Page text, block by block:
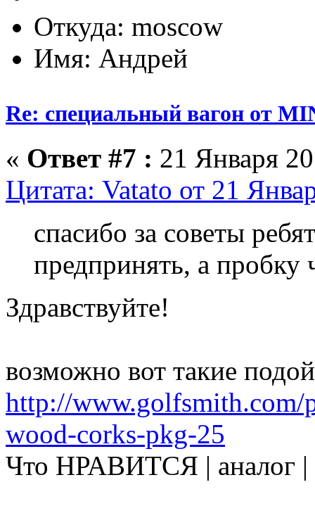
Откуда: moscow
Имя: Андрей
Re: специальный вагон от
« Ответ #7 : 21 Января
Цитата: Vatato от 21
спасибо за советы
предпринять, а пробку
Здравствуйте!
возможно вот такие
http://
wood-corks-pkg-25
Что НРАВИТСЯ | аналог